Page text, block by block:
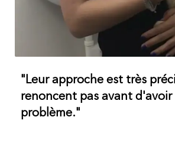
"Leur approche est très
renoncent pas avant
problème."